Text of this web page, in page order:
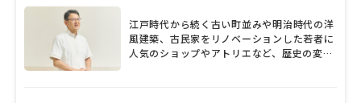
江戸時代から続く古い町並みや明治時代の洋
風建築、古民家をリノベーションした若者に
人気のショップやアトリエなど、歴史の変遷